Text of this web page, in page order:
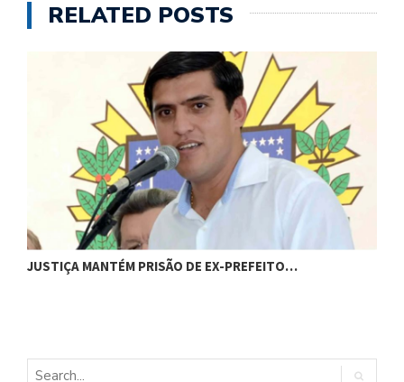
RELATED POSTS
JUSTIÇA MANTÉM PRISÃO DE EX-PREFEITO…